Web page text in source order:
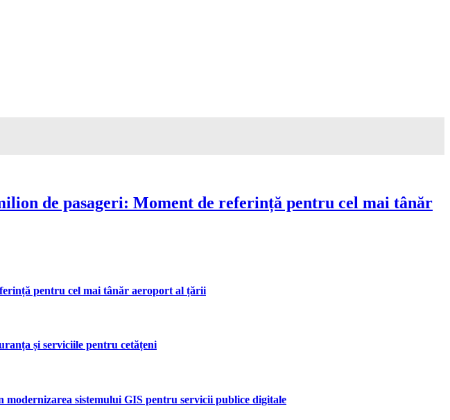
de pasageri: Moment de referință pentru cel mai tânăr
pentru cel mai tânăr aeroport al țării
și serviciile pentru cetățeni
modernizarea sistemului GIS pentru servicii publice digitale